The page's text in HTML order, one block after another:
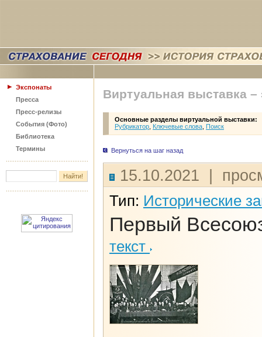
Экспонаты
Пресса
Пресс-релизы
События (Фото)
Библиотека
Термины
Виртуальная выставка –
Основные разделы виртуальной выставки:
Рубрикатор Ключевые слова Поиск
Вернуться на шаг назад
15.10.2021 |
Тип: Исторические
Первый
текст